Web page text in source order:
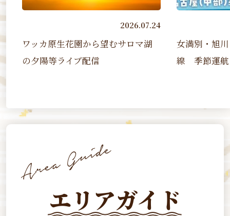
2026.07.07
女満別・旭川－名古屋（中部）
線 季節運航（2026 7/17~2...
第４１回た
ソン
エリアガイド